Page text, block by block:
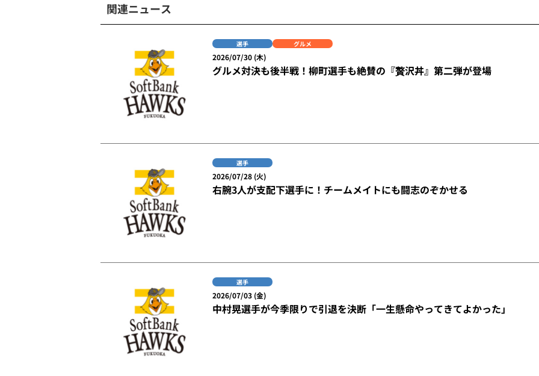
関連ニュース
選手 グルメ
2026/07/30 (木)
グルメ対決も後半戦！柳町選手も絶賛の『贅沢丼』第二弾が登場
選手
2026/07/28 (火)
右腕3人が支配下選手に！チームメイトにも闘志のぞかせる
選手
2026/07/03 (金)
中村晃選手が今季限りで引退を決断「一生懸命やってきてよかった」